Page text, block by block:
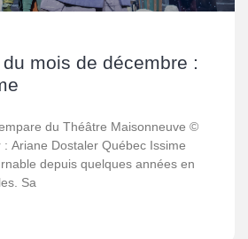
mois de décembre :
du Théâtre Maisonneuve ©
Ariane Dostaler Québec Issime
depuis quelques années en
Sa